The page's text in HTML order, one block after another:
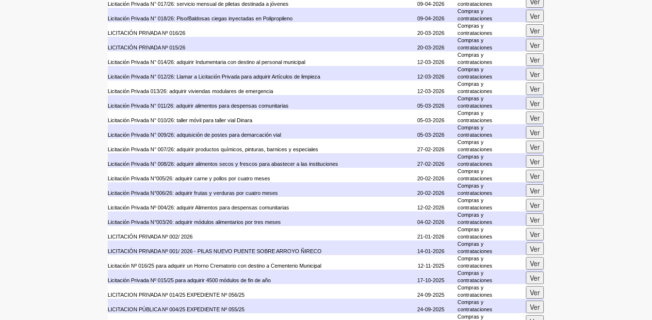
Licitación Privada N° 017/26: servicio mensual de piletas destinada a jóvenes 09-04-2026
contrataciones
Licitación Privada N° 018/26: Piso/Baldosas ciegas inyectadas en Polipropileno 09-04-2026
Compras y
contrataciones
LICITACIÓN PRIVADA Nº 016/26 20-03-2026
Compras y
contrataciones
LICITACIÓN PRIVADA Nº 015/26 20-03-2026
Compras y
contrataciones
Licitación Privada N° 014/26: adquirir Indumentaria con destino al personal municipal 12-03-2026
Compras y
contrataciones
Licitación Privada N° 012/26: Llamar a Licitación Privada para adquirir Artículos de limpieza 12-03-2026
Compras y
contrataciones
Licitación Privada 013/26: adquirir viviendas modulares de emergencia 12-03-2026
Compras y
contrataciones
Licitación Privada N° 011/26: adquirir alimentos para despensas comunitarias 05-03-2026
Compras y
contrataciones
Licitación Privada N° 010/26: taller móvil para taller vial Dinara 05-03-2026
Compras y
contrataciones
Licitación Privada N° 009/26: adquisición de postes para demarcación vial 05-03-2026
Compras y
contrataciones
Licitación Privada N° 007/26: adquirir productos químicos, pinturas, barnices y especiales 27-02-2026
Compras y
contrataciones
Licitación Privada N° 008/26: adquirir alimentos secos y frescos para abastecer a las instituciones 27-02-2026
Compras y
contrataciones
Licitación Privada N°005/26: adquirir carne y pollos por cuatro meses 20-02-2026
Compras y
contrataciones
Licitación Privada N°006/26: adquirir frutas y verduras por cuatro meses 20-02-2026
Compras y
contrataciones
Licitación Privada Nº 004/26: adquirir Alimentos para despensas comunitarias 12-02-2026
Compras y
contrataciones
Licitación Privada N°003/26: adquirir módulos alimentarios por tres meses 04-02-2026
Compras y
contrataciones
LICITACIÓN PRIVADA Nº 002/ 2026 21-01-2026
Compras y
contrataciones
LICITACIÓN PRIVADA Nº 001/ 2026 - PILAS NUEVO PUENTE SOBRE ARROYO ÑIRECO 14-01-2026
Compras y
contrataciones
Licitación Nº 016/25 para adquirir un Horno Crematorio con destino a Cementerio Municipal 12-11-2025
Compras y
contrataciones
Licitación Privada Nº 015/25 para adquirir 4500 módulos de fin de año 17-10-2025
Compras y
contrataciones
LICITACION PRIVADA Nº 014/25 EXPEDIENTE Nº 056/25 24-09-2025
Compras y
contrataciones
LICITACION PÚBLICA Nº 004/25 EXPEDIENTE Nº 055/25 24-09-2025
Compras y
contrataciones
Compras y